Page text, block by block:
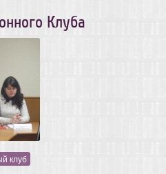
Клуба
клуб